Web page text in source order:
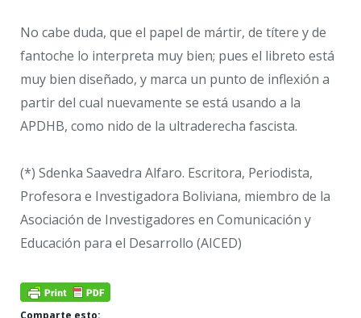
No cabe duda, que el papel de mártir, de títere y de
fantoche lo interpreta muy bien; pues el libreto está
muy bien diseñado, y marca un punto de inflexión a
partir del cual nuevamente se está usando a la
APDHB, como nido de la ultraderecha fascista.
(*) Sdenka Saavedra Alfaro. Escritora, Periodista,
Profesora e Investigadora Boliviana, miembro de la
Asociación de Investigadores en Comunicación y
Educación para el Desarrollo (AICED)
Comparte esto: